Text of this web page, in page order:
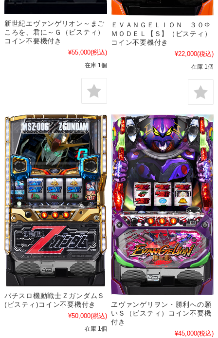
新世紀エヴァンゲリオン～まご
ころを、君に～Ｇ（ビスティ）
コイン不要機付き
¥55,000(税込)
在庫 1個
ＥＶＡＮＧＥＬＩＯＮ ３０Φ
ＭＯＤＥＬ【Ｓ】（ビスティ）
コイン不要機付き
¥22,000(税込)
在庫 1個
パチスロ機動戦士ＺガンダムＳ
(ビスティ)コイン不要機付き
¥50,000(税込)
在庫 1個
ヱヴァンゲリヲン・勝利への願
いＳ（ビスティ）コイン不要機
付き
¥45,000(税込)